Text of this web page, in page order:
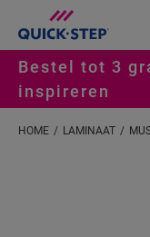
Bestel tot 3
inspireren
HOME LAMINAAT